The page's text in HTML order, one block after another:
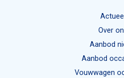
Actueel
Over
Aanbod
Aanbod
Vouwwagen